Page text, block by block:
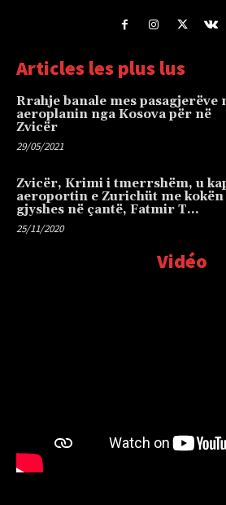
Articles les plus lus
Rrahje banale mes pasagjerëve
aeroplanin nga Kosova për në
Zvicër
29/05/2021
Zvicër, Krimi i tmerrshëm, u
aeroportin e Zurichüt me kokën
gjyshes në çantë, Fatmir T…
25/11/2020
Vidéo